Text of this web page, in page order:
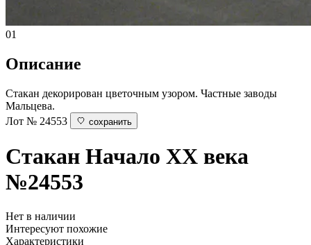
01
Описание
Стакан декорирован цветочным узором. Частные заводы
Мальцева.
Лот № 24553
сохранить
Стакан Начало XX века
№24553
Нет в наличии
Интересуют похожие
Характеристики